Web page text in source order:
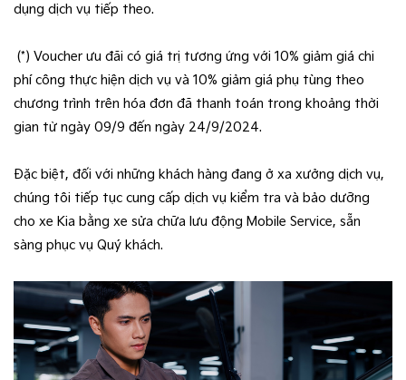
dụng dịch vụ tiếp theo.
(*) Voucher ưu đãi có giá trị tương ứng với 10% giảm giá chi
phí công thực hiện dịch vụ và 10% giảm giá phụ tùng theo
chương trình trên hóa đơn đã thanh toán trong khoảng thời
gian từ ngày 09/9 đến ngày 24/9/2024.
Đặc biệt, đối với những khách hàng đang ở xa xưởng dịch vụ,
chúng tôi tiếp tục cung cấp dịch vụ kiểm tra và bảo dưỡng
cho xe Kia bằng xe sửa chữa lưu động Mobile Service, sẵn
sàng phục vụ Quý khách.